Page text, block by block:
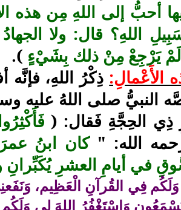
أحبُّ إلى اللهِ مِن هذه
اللهِ؟ قال: ولا
لَمْ يَرْجِعْ مِنْ ذلك بِشَيْءٍ ).
الأَعْمالِ: ذِكْرُ اللهِ،
النبيُّ صلى اللهُ عليه
الحِجَّةِ فَقال: (
الله: "كان ابنُ
في أيامِ العشرِ يُكَبِّرانِ
فِي القُرآنِ الْعَظِيم،
وَاسْتَغْفُرُ اللهَ لِي